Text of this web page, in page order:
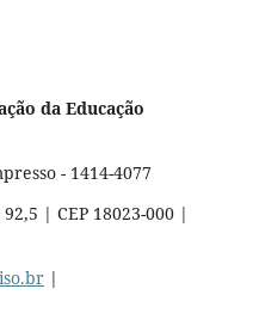
da Educação
- 1414-4077
| CEP 18023-000 |
|